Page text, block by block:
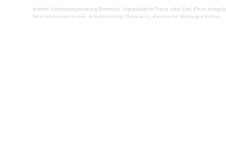
auditive Verarbeitungsstoerung Dortmund , Logopaedische Praxis nahe Marl ,
Sprechstoerungen Essen , Schluckstoerung Oberhausen , phonetische Stoerungen Bottrop